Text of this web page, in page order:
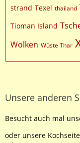
strand Texel thailand
Tioman Island
Wolken Wüste Thar
Unsere anderen
Besucht auch mal
oder unsere